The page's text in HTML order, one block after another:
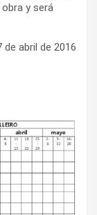
y será
abril de 2016